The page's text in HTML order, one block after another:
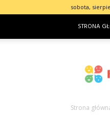
sobota,
STRONA
Strona